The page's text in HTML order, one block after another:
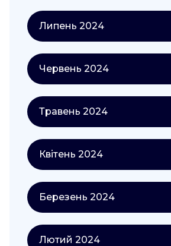
Липень 2024
Червень 2024
Травень 2024
Квітень 2024
Березень 2024
Лютий 2024